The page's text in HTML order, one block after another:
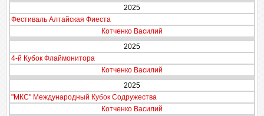
2025
Фестиваль Алтайская Фиеста
Котченко Василий
2025
4-й Кубок Флаймонитора
Котченко Василий
2025
"МКС" Международный Кубок Содружества
Котченко Василий